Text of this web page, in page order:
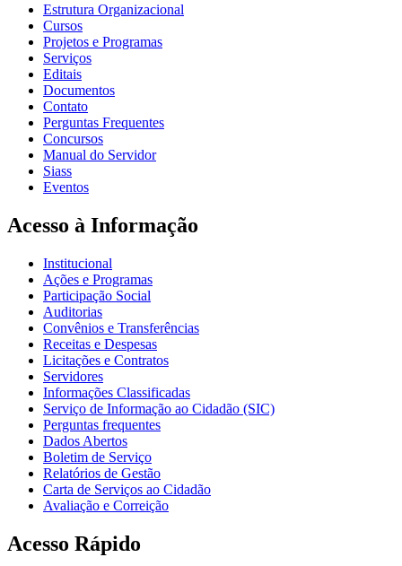
Estrutura Organizacional
Cursos
Projetos e Programas
Serviços
Editais
Documentos
Contato
Perguntas Frequentes
Concursos
Manual do Servidor
Siass
Eventos
Acesso à Informação
Institucional
Ações e Programas
Participação Social
Auditorias
Convênios e Transferências
Receitas e Despesas
Licitações e Contratos
Servidores
Informações Classificadas
Serviço de Informação ao Cidadão (SIC)
Perguntas frequentes
Dados Abertos
Boletim de Serviço
Relatórios de Gestão
Carta de Serviços ao Cidadão
Avaliação e Correição
Acesso Rápido